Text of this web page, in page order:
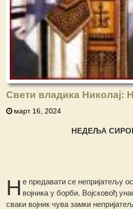
Свети владика Николај:
март 16, 2024
НЕДЕЉА
Н е предавати се непријатељу
војника у борби. Војсковођ
сваки војник чува замки